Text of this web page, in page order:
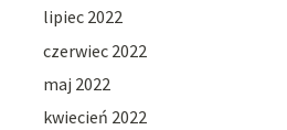
lipiec 2022
czerwiec 2022
maj 2022
kwiecień 2022